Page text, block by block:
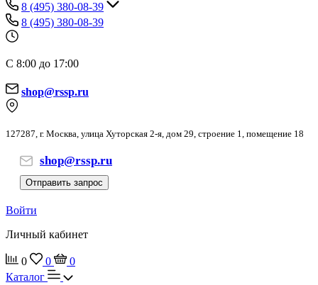
8 (495) 380-08-39
8 (495) 380-08-39
С 8:00 до 17:00
shop@rssp.ru
127287, г. Москва, улица Хуторская 2-я, дом 29, строение 1, помещение 18
shop@rssp.ru
Отправить запрос
Войти
Личный кабинет
0 0
0
Каталог